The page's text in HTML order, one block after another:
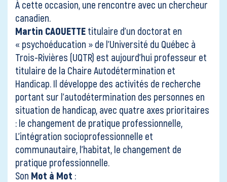
À cette occasion, une rencontre avec un chercheur
canadien.
Martin CAOUETTE titulaire d’un doctorat en
« psychoéducation » de l’Université du Québec à
Trois-Rivières (UQTR) est aujourd’hui professeur et
titulaire de la Chaire Autodétermination et
Handicap . Il développe des activités de recherche
portant sur l’autodétermination des personnes en
situation de handicap, avec quatre axes prioritaires
: le changement de pratique professionnelle,
L’intégration socioprofessionnelle et
communautaire, l’habitat, le changement de
pratique professionnelle.
Son Mot à Mot :